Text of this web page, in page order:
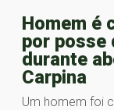
Homem é
por posse
durante
Carpina
Um homem foi